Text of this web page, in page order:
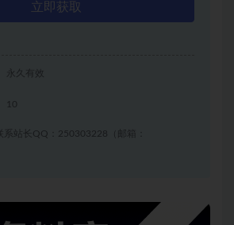
立即获取
永久有效
10
系站长QQ：250303228（邮箱：